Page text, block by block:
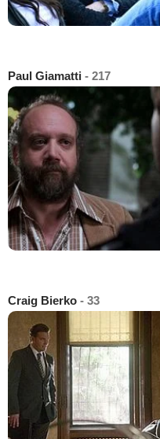
Paul Giamatti - 217
Craig Bierko - 33